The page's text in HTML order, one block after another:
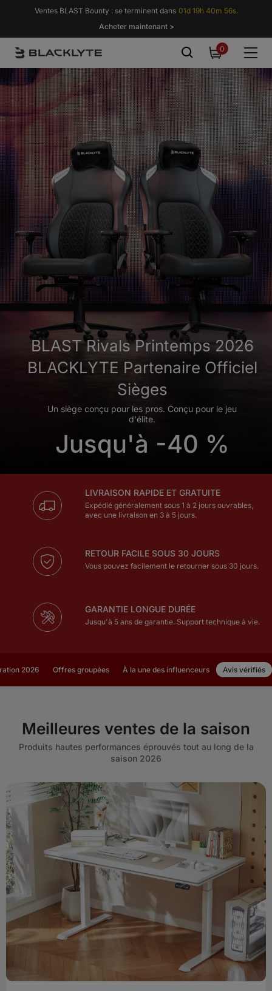
Passer au contenu
Ventes BLAST Bounty : se terminent dans 01d 19h 40m 54s.
Acheter maintenant >
00
BLAST Rivals Printemps 2026
BLACKLYTE Partenaire Officiel
Sièges
Un siège conçu pour les pros. Conçu pour le jeu
d'élite.
Jusqu'à -40 %
LIVRAISON RAPIDE ET GRATUITE
Expédié généralement sous 1 à 2 jours ouvrables,
avec une livraison en 3 à 5 jours.
RETOUR FACILE SOUS 30 JOURS
Vous pouvez facilement le retourner sous 30 jours.
GARANTIE LONGUE DURÉE
Jusqu'à 5 ans de garantie. Support technique à vie.
2026 Offres groupées À la une des influenceurs Avis vérifiés
Meilleures ventes de la saison
Produits hautes performances éprouvés tout au long de la
saison 2026